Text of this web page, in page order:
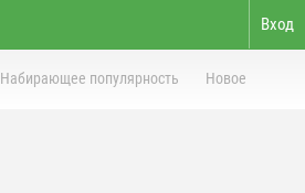
Вход
Набирающее популярность Новое